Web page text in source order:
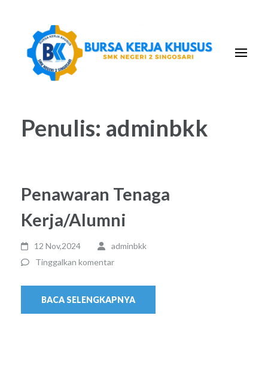
konten
(Tekan
Penulis: adminbkk
Penawaran Tenaga
Kerja/Alumni
12 Nov,2024
adminbkk
Tinggalkan komentar
BACA SELENGKAPNYA